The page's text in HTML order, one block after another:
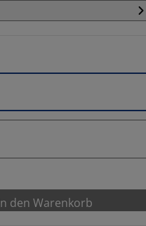
den Warenkorb